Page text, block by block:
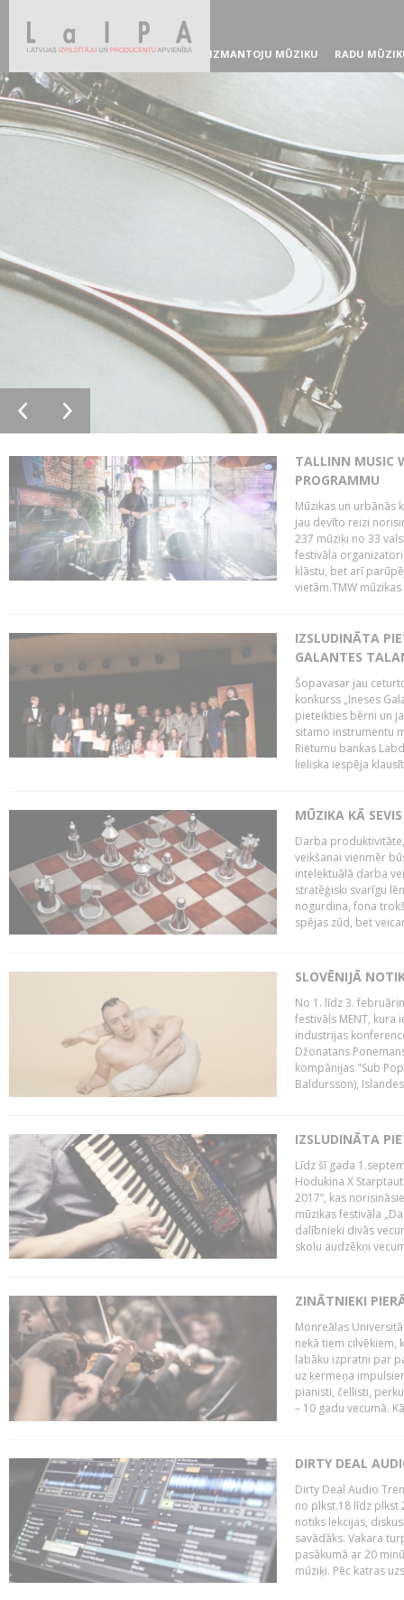
IZMANTOJU MŪZIKU RADU
TALLINN MUSIC
PROGRAMMU
Mūzikas un urbānās
jau devīto reizi
237 mūziķi no 33
festivāla
klāstu, bet arī
vietām.TMW
IZSLUDINĀTA
GALANTES
Šopavasar jau
konkurss „Ineses
pieteikties bērni un
sitamo instrumentu
Rietumu bankas
lieliska iespēja
MŪZIKA KĀ
Darba
veikšanai vienmēr
intelektuālā darba
stratēģiski svarīgu
nogurdina, fona
spējas zūd, bet
SLOVĒNIJĀ
No 1. līdz 3.
festivāls MENT, kura
industrijas
Džonatans
kompānijas "Sub
Baldursson),
IZSLUDINĀTA
Līdz šī gada
Hodukina X
2017”, kas
mūzikas festivāla
dalībnieki divās
skolu audzēkņi
ZINĀTNIEKI
Monreālas
nekā tiem cilvēkiem,
labāku izpratni par
uz ķermeņa
pianisti, čellisti,
– 10 gadu vecumā.
DIRTY DEAL
Dirty Deal Audio
no plkst.18 līdz plkst
notiks lekcijas,
savādāks. Vakara
pasākumā ar 20
mūziķi. Pēc katras